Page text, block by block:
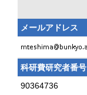
メールアドレス
科研費研究者番号
90364736